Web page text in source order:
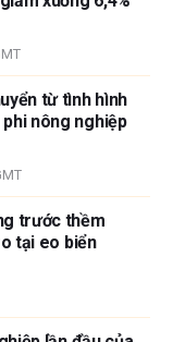
từ tình hình
nông nghiệp
trước thềm
tại eo biển